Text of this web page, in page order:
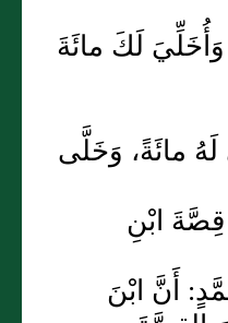
لَكَ مائَةَ
مائَةً، وَخَلَّى
قِصَّةَ ابْنِ
أَنَّ ابْنَ